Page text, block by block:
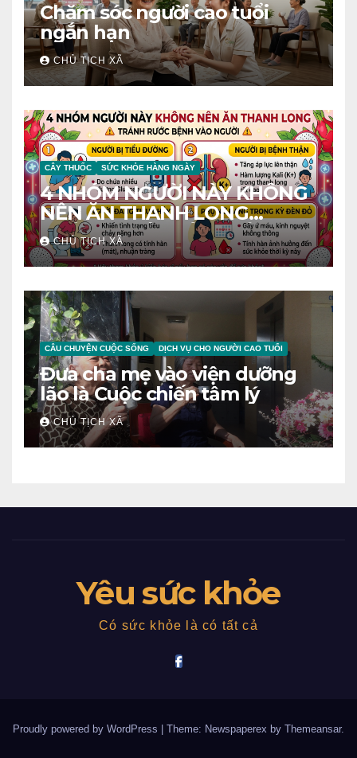
Chăm sóc người cao tuổi
ngắn hạn
CHỦ TỊCH XÃ
CÂY THUỐC SỨC KHỎE HÀNG NGÀY
4 NHÓM NGƯỜI NÀY KHÔNG
NÊN ĂN THANH LONG
TRÁNH RƯỚC BỆNH VÀO
NGƯỜI
CHỦ TỊCH XÃ
CÂU CHUYỆN CUỘC SỐNG DỊCH VỤ CHO NGƯỜI CAO TUỔI
Đưa cha mẹ vào viện dưỡng
lão là Cuộc chiến tâm lý
CHỦ TỊCH XÃ
Yêu sức khỏe
Có sức khỏe là có tất cả
Proudly powered by WordPress Theme: Newspaperex by Themeansar.